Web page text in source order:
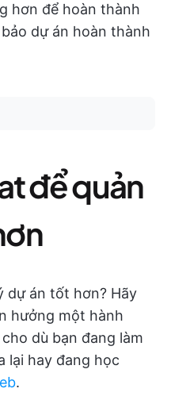
hơn để hoàn thành
dự án hoàn thành
để quản
dự án tốt hơn? Hãy
hưởng một hành
dù bạn đang làm
lại hay đang học
.